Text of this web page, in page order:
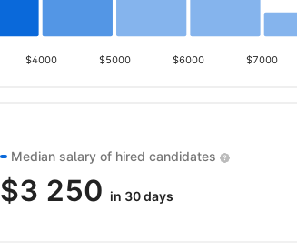
$4000 $5000 $6000 $7000
Median salary of hired candidates
$3 250 in 30 days